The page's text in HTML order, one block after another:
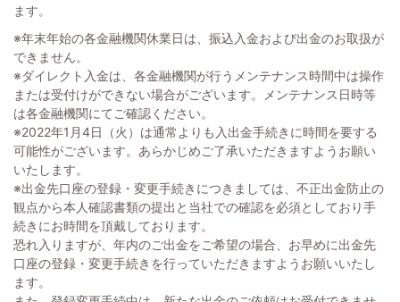
ます。
※年末年始の各金融機関休業日は、振込入金および出金のお取扱が
できません。
※ダイレクト入金は、各金融機関が行うメンテナンス時間中は操作
または受付けができない場合がございます。メンテナンス日時等
は各金融機関にてご確認ください。
※2022年1月4日（火）は通常よりも入出金手続きに時間を要する
可能性がございます。あらかじめご了承いただきますようお願い
いたします。
※出金先口座の登録・変更手続きにつきましては、不正出金防止の
観点から本人確認書類の提出と当社での確認を必須としており手
続きにお時間を頂戴しております。
恐れ入りますが、年内のご出金をご希望の場合、お早めに出金先
口座の登録・変更手続きを行っていただきますようお願いいたし
ます。